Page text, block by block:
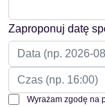
Zaproponuj datę
Wyrażam zgodę na